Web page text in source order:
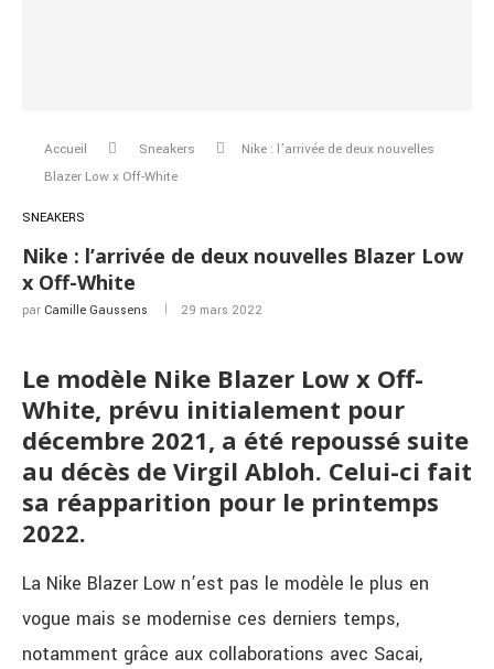
Accueil Sneakers
Nike : l’arrivée de deux nouvelles
Blazer Low x Off-White
SNEAKERS
Nike : l’arrivée de deux nouvelles Blazer Low
x Off-White
par Camille Gaussens 29 mars 2022
Le modèle Nike Blazer Low x Off-
White, prévu initialement pour
décembre 2021, a été repoussé suite
au décès de Virgil Abloh. Celui-ci fait
sa réapparition pour le printemps
2022.
La Nike Blazer Low n’est pas le modèle le plus en
vogue mais se modernise ces derniers temps,
notamment grâce aux collaborations avec Sacai,